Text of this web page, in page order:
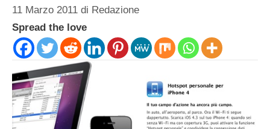
11 Marzo 2011 di Redazione
Spread the love